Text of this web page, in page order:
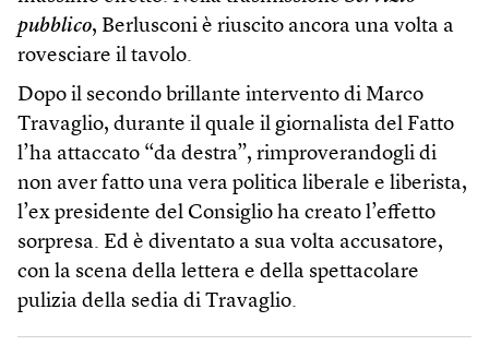
pubblico, Berlusconi è riuscito ancora una volta a
rovesciare il tavolo.
Dopo il secondo brillante intervento di Marco
Travaglio, durante il quale il giornalista del Fatto
l’ha attaccato “da destra”, rimproverandogli di
non aver fatto una vera politica liberale e liberista,
l’ex presidente del Consiglio ha creato l’effetto
sorpresa. Ed è diventato a sua volta accusatore,
con la scena della lettera e della spettacolare
pulizia della sedia di Travaglio.